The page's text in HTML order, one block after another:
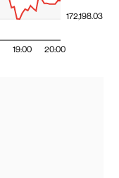
19:00 20:00
172,198.03